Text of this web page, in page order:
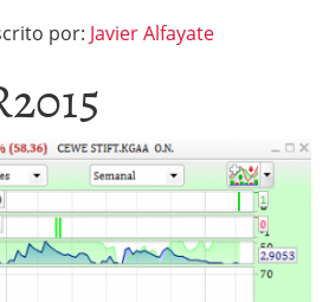
por: Javier Alfayate